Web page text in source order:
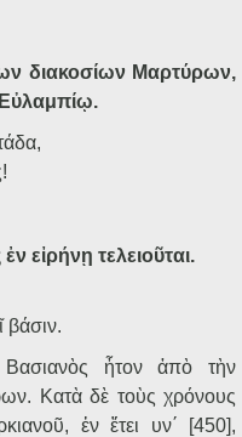
διακοσίων Μαρτύρων,
εἰρήνῃ τελειοῦται.
ἦτον ἀπὸ τὴν
Κατὰ δὲ τοὺς χρόνους
ἐν ἔτει υν΄ [450],